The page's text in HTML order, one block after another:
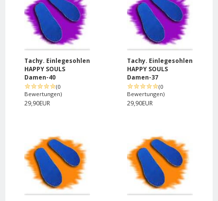
Tachy. Einlegesohlen
HAPPY SOULS
Damen-40
(0
Bewertungen)
29,90EUR
Tachy. Einlegesohlen
HAPPY SOULS
Damen-37
(0
Bewertungen)
29,90EUR